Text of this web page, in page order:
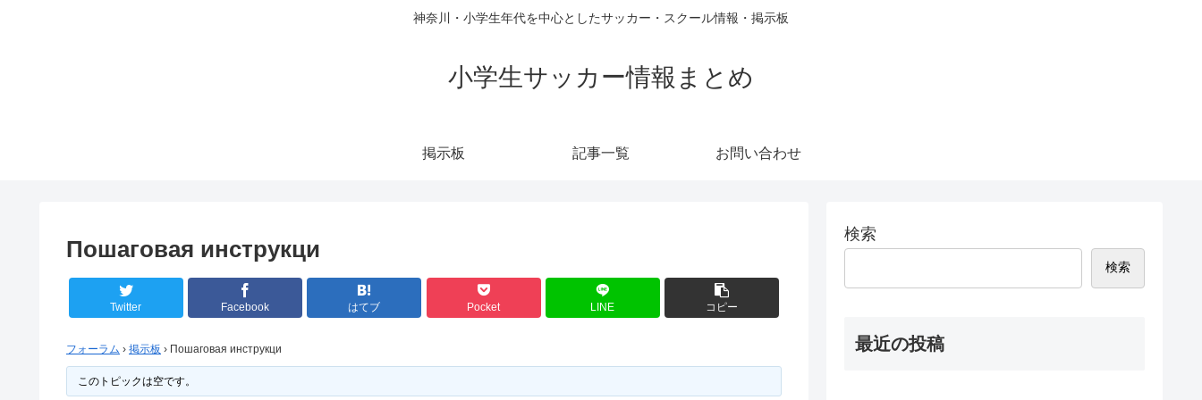
神奈川・小学生年代を中心としたサッカー・スクール情報・掲示板
小学生サッカー情報まとめ
掲示板 記事一覧 お問い合わせ
Пошаговая инструкци
Twitter Facebook はてブ Pocket LINE コピー
フォーラム › 掲示板 › Пошаговая инструкци
このトピックは空です。
検索
検索
最近の投稿